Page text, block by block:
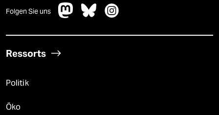
Folgen Sie uns
Ressorts
Politik
Öko